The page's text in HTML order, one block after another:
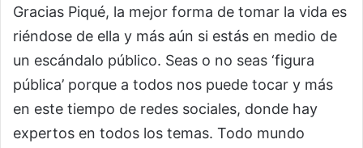
Gracias Piqué, la mejor forma de tomar la vida es
riéndose de ella y más aún si estás en medio de
un escándalo público. Seas o no seas ‘figura
pública’ porque a todos nos puede tocar y más
en este tiempo de redes sociales, donde hay
expertos en todos los temas. Todo mundo